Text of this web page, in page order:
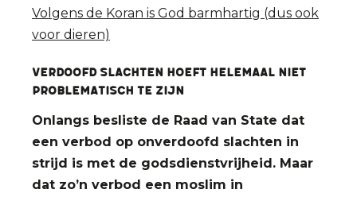
Volgens de Koran is God barmhartig (dus ook
voor dieren)
VERDOOFD SLACHTEN HOEFT HELEMAAL NIET
PROBLEMATISCH TE ZIJN
Onlangs besliste de Raad van State dat
een verbod op onverdoofd slachten in
strijd is met de godsdienstvrijheid. Maar
dat zo’n verbod een moslim in